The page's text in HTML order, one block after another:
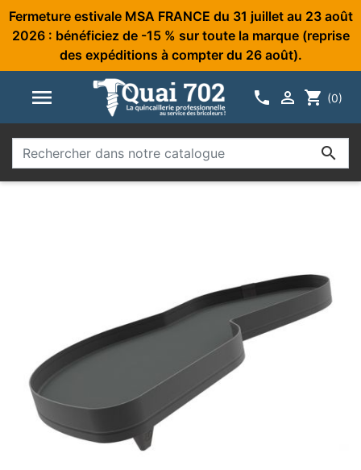
Fermeture estivale MSA FRANCE du 31 juillet au 23 août
2026 : bénéficiez de -15 % sur toute la marque (reprise
des expéditions à compter du 26 août).
   shopping_cart (0)
